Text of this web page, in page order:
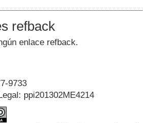
refback
enlace refback.
9733
ppi201302ME4214